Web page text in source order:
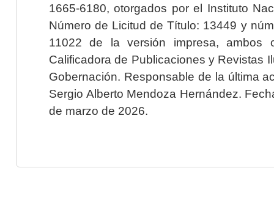
1665-6180, otorgados por el Instituto
Número de Licitud de Título: 13449 y
11022 de la versión impresa, ambos
Calificadora de Publicaciones y Revistas
Gobernación. Responsable de la última
Sergio Alberto Mendoza Hernández.
de marzo de 2026.